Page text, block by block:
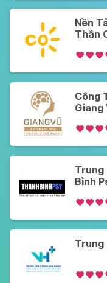
Nền
Thần
Công
Giang
Trung
Bình
Trung